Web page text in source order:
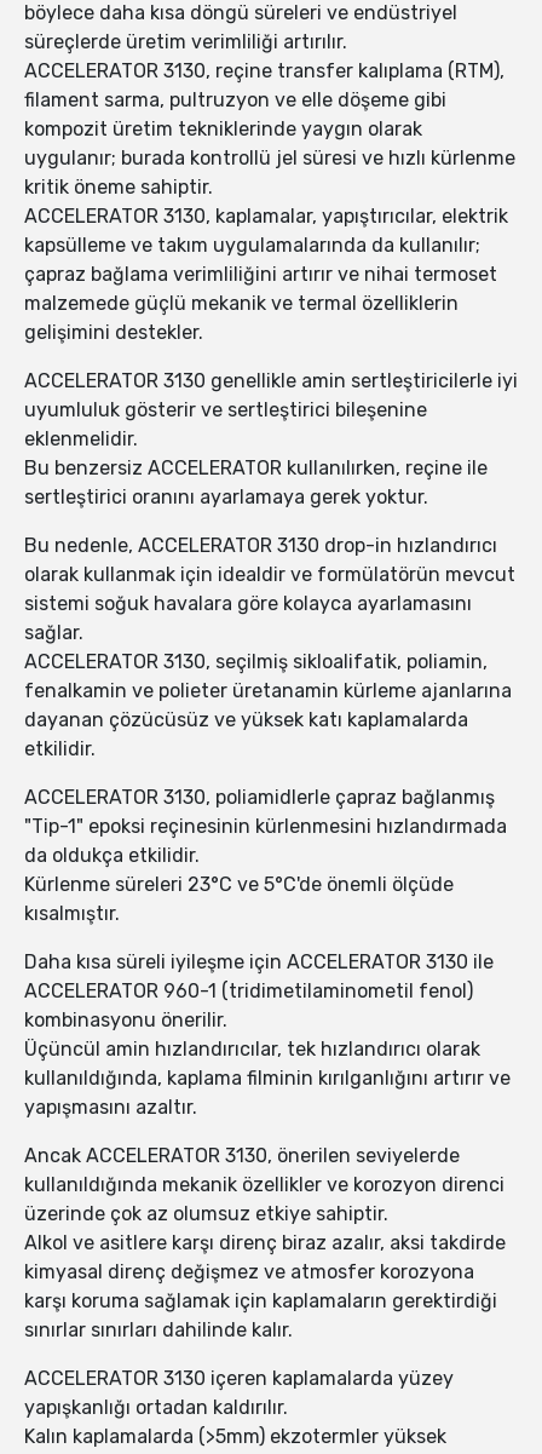
böylece daha kısa döngü süreleri ve endüstriyel
süreçlerde üretim verimliliği artırılır.
ACCELERATOR 3130, reçine transfer kalıplama (RTM),
filament sarma, pultruzyon ve elle döşeme gibi
kompozit üretim tekniklerinde yaygın olarak
uygulanır; burada kontrollü jel süresi ve hızlı kürlenme
kritik öneme sahiptir.
ACCELERATOR 3130, kaplamalar, yapıştırıcılar, elektrik
kapsülleme ve takım uygulamalarında da kullanılır;
çapraz bağlama verimliliğini artırır ve nihai termoset
malzemede güçlü mekanik ve termal özelliklerin
gelişimini destekler.
ACCELERATOR 3130 genellikle amin sertleştiricilerle iyi
uyumluluk gösterir ve sertleştirici bileşenine
eklenmelidir.
Bu benzersiz ACCELERATOR kullanılırken, reçine ile
sertleştirici oranını ayarlamaya gerek yoktur.
Bu nedenle, ACCELERATOR 3130 drop-in hızlandırıcı
olarak kullanmak için idealdir ve formülatörün mevcut
sistemi soğuk havalara göre kolayca ayarlamasını
sağlar.
ACCELERATOR 3130, seçilmiş sikloalifatik, poliamin,
fenalkamin ve polieter üretanamin kürleme ajanlarına
dayanan çözücüsüz ve yüksek katı kaplamalarda
etkilidir.
ACCELERATOR 3130, poliamidlerle çapraz bağlanmış
"Tip-1" epoksi reçinesinin kürlenmesini hızlandırmada
da oldukça etkilidir.
Kürlenme süreleri 23°C ve 5°C'de önemli ölçüde
kısalmıştır.
Daha kısa süreli iyileşme için ACCELERATOR 3130 ile
ACCELERATOR 960-1 (tridimetilaminometil fenol)
kombinasyonu önerilir.
Üçüncül amin hızlandırıcılar, tek hızlandırıcı olarak
kullanıldığında, kaplama filminin kırılganlığını artırır ve
yapışmasını azaltır.
Ancak ACCELERATOR 3130, önerilen seviyelerde
kullanıldığında mekanik özellikler ve korozyon direnci
üzerinde çok az olumsuz etkiye sahiptir.
Alkol ve asitlere karşı direnç biraz azalır, aksi takdirde
kimyasal direnç değişmez ve atmosfer korozyona
karşı koruma sağlamak için kaplamaların gerektirdiği
sınırlar sınırları dahilinde kalır.
ACCELERATOR 3130 içeren kaplamalarda yüzey
yapışkanlığı ortadan kaldırılır.
Kalın kaplamalarda (>5mm) ekzotermler yüksek